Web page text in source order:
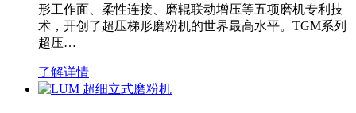
形工作面、柔性连接、磨辊联动增压等五项磨机专利技
术，开创了超压梯形磨粉机的世界最高水平。TGM系列
超压…
了解详情